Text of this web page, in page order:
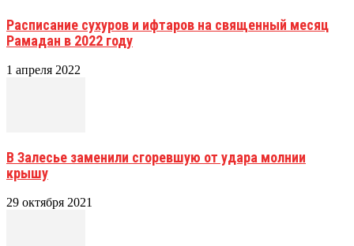
Расписание сухуров и ифтаров на священный месяц
Рамадан в 2022 году
1 апреля 2022
В Залесье заменили сгоревшую от удара молнии
крышу
29 октября 2021